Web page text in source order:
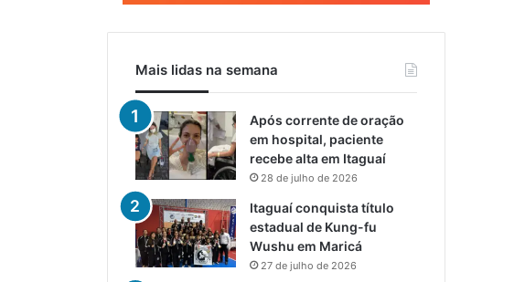
Mais lidas na semana
Após corrente de oração
em hospital, paciente
recebe alta em Itaguaí
28 de julho de 2026
Itaguaí conquista título
estadual de Kung-fu
Wushu em Maricá
27 de julho de 2026